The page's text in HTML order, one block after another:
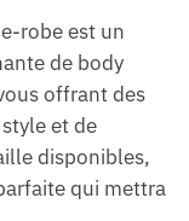
robe est un
de body
offrant des
et de
disponibles,
qui mettra